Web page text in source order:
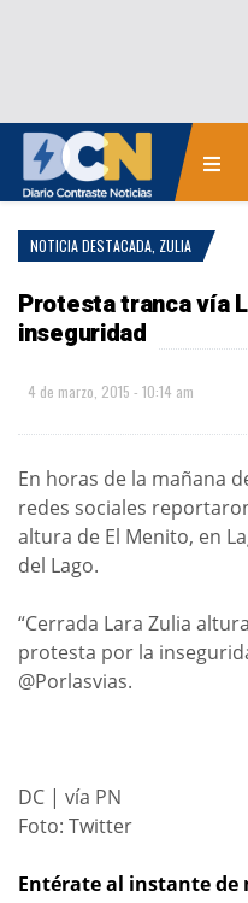
NOTICIA DESTACADA ZULIA
Protesta tranca vía
inseguridad
4 de marzo, 2015 - 10:14 am
En horas de la mañana
redes sociales
altura de El Menito, en
del Lago.
“Cerrada Lara Zulia
protesta por la
@Porlasvias.
DC | vía PN
Foto: Twitter
Entérate al instante